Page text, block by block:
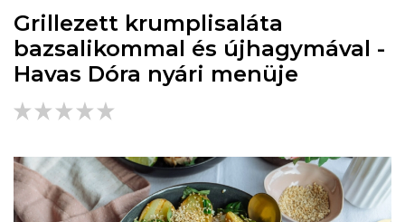
Grillezett krumplisaláta
bazsalikommal és újhagymával -
Havas Dóra nyári menüje